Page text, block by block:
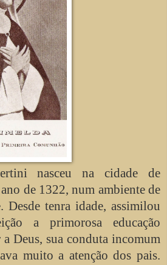
nasceu na cidade de
de 1322, num ambiente de
Desde tenra idade, assimilou
a primorosa educação
a Deus, sua conduta incomum
muito a atenção dos pais.